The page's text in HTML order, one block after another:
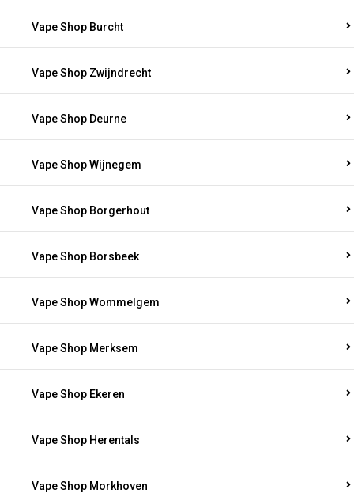
Vape Shop Burcht
Vape Shop Zwijndrecht
Vape Shop Deurne
Vape Shop Wijnegem
Vape Shop Borgerhout
Vape Shop Borsbeek
Vape Shop Wommelgem
Vape Shop Merksem
Vape Shop Ekeren
Vape Shop Herentals
Vape Shop Morkhoven